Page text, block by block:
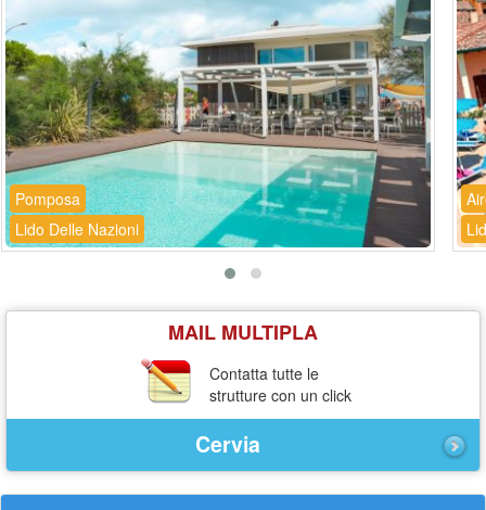
Pomposa
Lido Delle Nazioni
MAIL MULTIPLA
Contatta tutte le
strutture con un click
Cervia